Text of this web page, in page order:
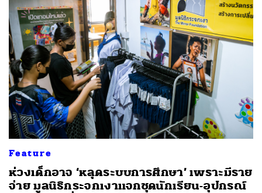
Feature
ห่วงเด็กอาจ ‘หลุดระบบการศึกษา’ เพราะมีราย
จ่าย มูลนิธิกระจกเงาแจกชุดนักเรียน-อุปกรณ์